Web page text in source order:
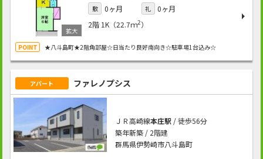
敷 0ヶ月 礼
0ヶ月
2階 1K（22.7ｍ2）
★八斗島町★2階角部屋☆日当たり良好南向き☆駐車場1台込み☆
アパート ファレノプシス
ＪＲ高崎線本庄駅/ 徒歩56分
築年新築 / 2階建
群馬県伊勢崎市八斗島町